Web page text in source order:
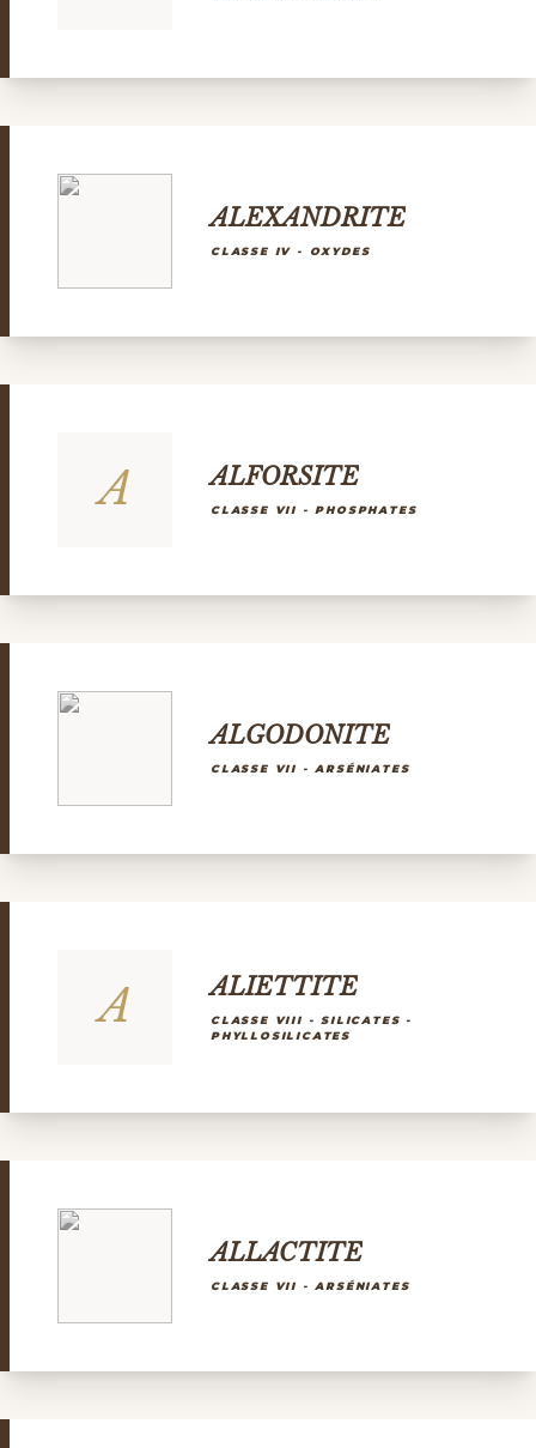
ALEXANDRITE
CLASSE IV - OXYDES
A ALFORSITE
CLASSE VII - PHOSPHATES
ALGODONITE
CLASSE VII - ARSÉNIATES
A ALIETTITE
CLASSE VIII - SILICATES -
PHYLLOSILICATES
ALLACTITE
CLASSE VII - ARSÉNIATES